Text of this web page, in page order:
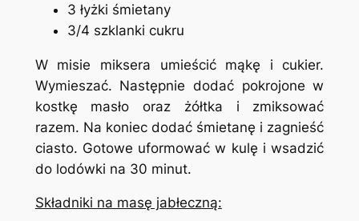
3 łyżki śmietany
3/4 szklanki cukru
W misie miksera umieścić mąkę i cukier.
Wymieszać. Następnie dodać pokrojone w
kostkę masło oraz żółtka i zmiksować
razem. Na koniec dodać śmietanę i zagnieść
ciasto. Gotowe uformować w kulę i wsadzić
do lodówki na 30 minut.
Składniki na masę jabłeczną: